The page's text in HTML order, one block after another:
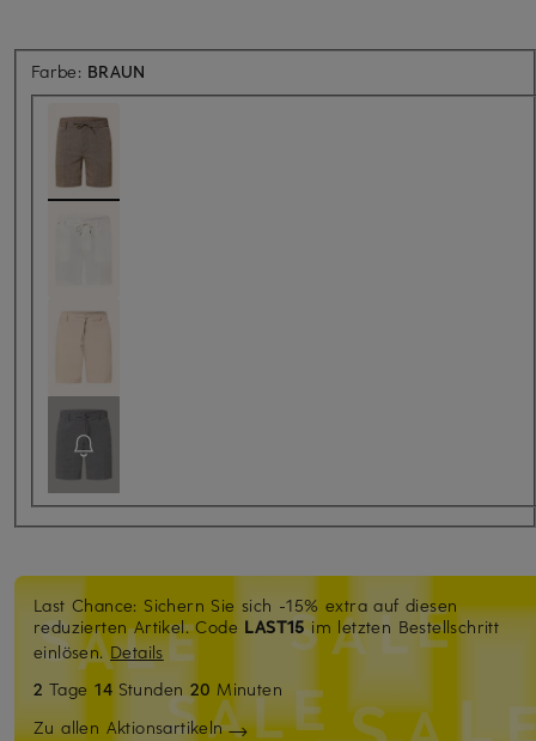
Farbe: BRAUN
Last Chance: Sichern Sie sich -15% extra auf diesen
reduzierten Artikel. Code LAST15im letzten Bestellschritt
einlösen.Details
2 Tage14 Stunden 20 Minuten
Zu allen Aktionsartikeln